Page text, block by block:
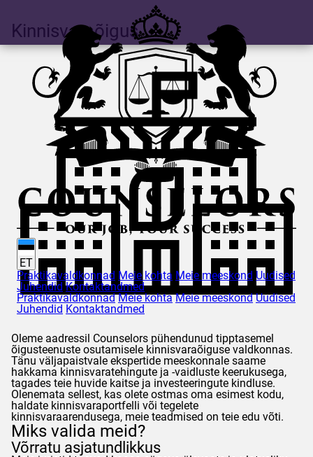
ET
Praktikavaldkonnad Meie kohta Meie meeskond Uudised
Juhendid Kontaktandmed
Praktikavaldkonnad Meie kohta Meie meeskond Uudised
Juhendid Kontaktandmed
Kinnisvaraõigus
Oleme aadressil Counselors pühendunud tipptasemel
õigusteenuste osutamisele kinnisvaraõiguse valdkonnas.
Tänu väljapaistvale ekspertide meeskonnale saame
hakkama kinnisvaratehingute ja -vaidluste keerukusega,
tagades teie huvide kaitse ja investeeringute kindluse.
Olenemata sellest, kas olete ostmas oma esimest kodu,
haldate kinnisvaraportfelli või tegelete
kinnisvaraarendusega, meie teadmised on teie edu võti.
Miks valida meid?
Võrratu asjatundlikkus